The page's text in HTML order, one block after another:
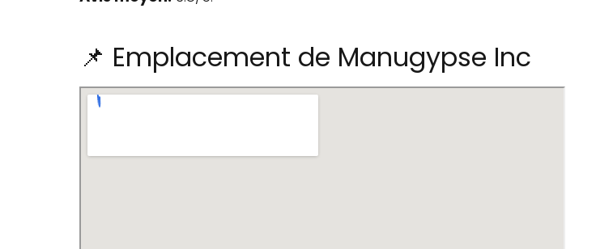
📌 Emplacement de Manugypse Inc